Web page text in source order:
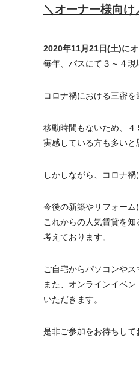
＼オーナー様向け
2020年11月21日(土)に
毎年、バスにて３～４現
コロナ禍における三密
移動時間もないため、４
実感している方も多いと
しかしながら、コロナ
今後の新築やリフォーム
これからの人気賃貸を
考えております。
ご自宅からパソコンや
また、オンラインイベ
いただきます。
是非ご参加をお待ちして